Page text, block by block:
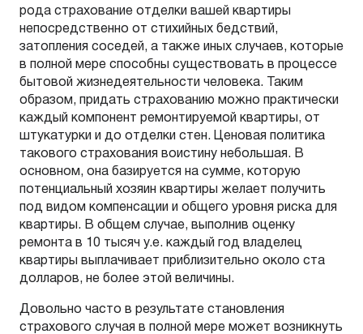
рода страхование отделки вашей квартиры
непосредственно от стихийных бедствий,
затопления соседей, а также иных случаев, которые
в полной мере способны существовать в процессе
бытовой жизнедеятельности человека. Таким
образом, придать страхованию можно практически
каждый компонент ремонтируемой квартиры, от
штукатурки и до отделки стен. Ценовая политика
такового страхования воистину небольшая. В
основном, она базируется на сумме, которую
потенциальный хозяин квартиры желает получить
под видом компенсации и общего уровня риска для
квартиры. В общем случае, выполнив оценку
ремонта в 10 тысяч у.е. каждый год владелец
квартиры выплачивает приблизительно около ста
долларов, не более этой величины.
Довольно часто в результате становления
страхового случая в полной мере может возникнуть